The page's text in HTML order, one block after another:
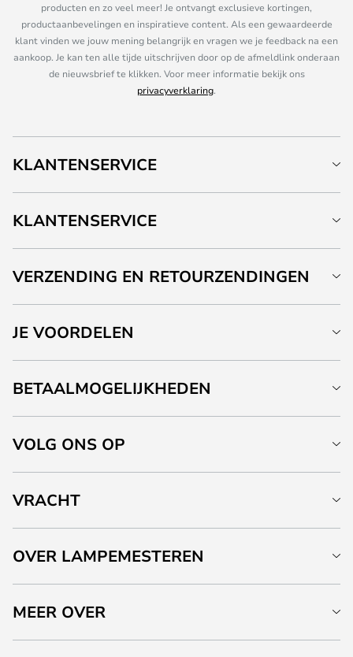
producten en zo veel meer! Je ontvangt exclusieve kortingen,
productaanbevelingen en inspiratieve content. Als een gewaardeerde
klant vinden we jouw mening belangrijk en vragen we je feedback na een
aankoop. Je kan ten alle tijde uitschrijven door op de afmeldlink onderaan
de nieuwsbrief te klikken. Voor meer informatie bekijk ons
privacyverklaring.
KLANTENSERVICE
KLANTENSERVICE
VERZENDING EN RETOURZENDINGEN
JE VOORDELEN
BETAALMOGELIJKHEDEN
VOLG ONS OP
VRACHT
OVER LAMPEMESTEREN
MEER OVER